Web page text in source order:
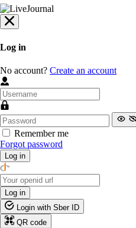
Log in
No account? Create an account
Remember me
Forgot password
Log in
Log in
Login with Sber ID
QR code